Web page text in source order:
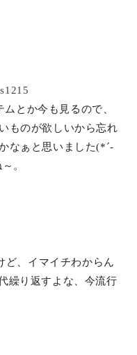
とか今も見るので、
ものが欲しいから忘れ
なぁと思いました(*´-
。
ど、イマイチわからん
繰り返すよな、今流行